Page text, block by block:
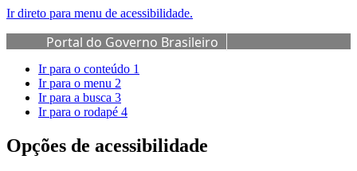
Ir direto para menu de acessibilidade.
Portal do Governo Brasileiro
Ir para o conteúdo 1
Ir para o menu 2
Ir para a busca 3
Ir para o rodapé 4
Opções de acessibilidade